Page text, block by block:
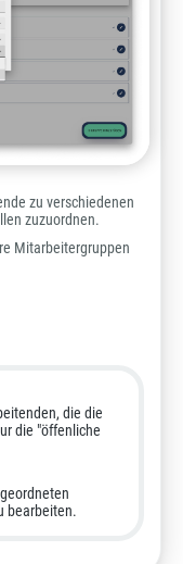
zu verschiedenen
zuzuordnen.
Mitarbeitergruppen
die die
die "öffenliche
bearbeiten.